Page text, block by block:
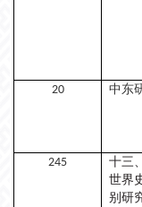
20
中东
245
十三
世界
别研